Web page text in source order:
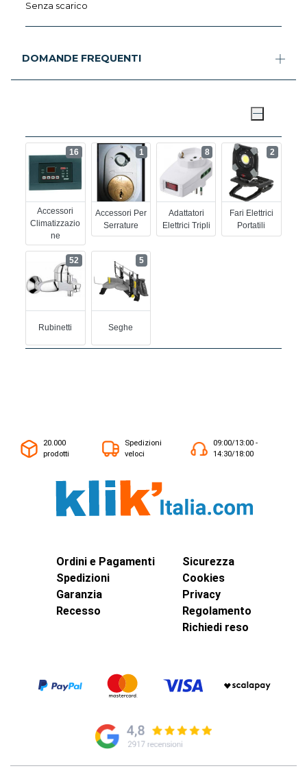
Senza scarico
DOMANDE FREQUENTI
Accessori
Climatizzazio
Ne
16
Accessori Per
Serrature
1
Adattatori
Elettrici Tripli
8
Fari Elettrici
Portatili
2
Rubinetti
52
Seghe
5
20.000
prodotti
Spedizioni
veloci
09:00/13:00 -
14:30/18:00
Ordini e Pagamenti
Spedizioni
Garanzia
Recesso
Sicurezza
Cookies
Privacy
Regolamento
Richiedi reso